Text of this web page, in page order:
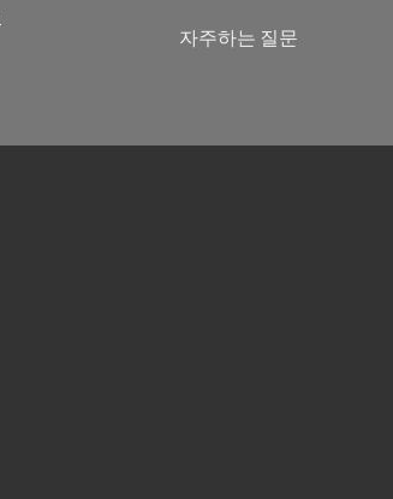
자주하는 질문